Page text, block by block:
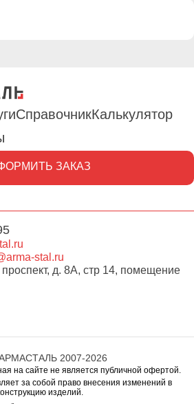
СправочникКалькулятор
ЗАКАЗ
stal.ru
д. 8А, стр 14, помещение
2007-2026
на сайте не является публичной офертой.
за собой право внесения изменений в
изделий.